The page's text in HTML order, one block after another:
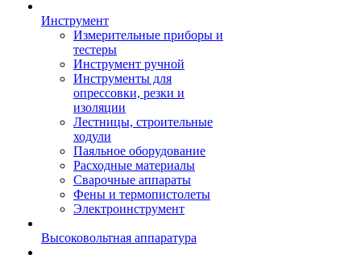
Инструмент
Измерительные приборы и
тестеры
Инструмент ручной
Инструменты для
опрессовки, резки и
изоляции
Лестницы, строительные
ходули
Паяльное оборудование
Расходные материалы
Сварочные аппараты
Фены и термопистолеты
Электроинструмент
Высоковольтная аппаратура